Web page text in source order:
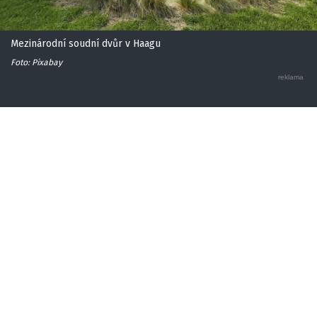
Mezinárodní soudní dvůr v Haagu
Foto: Pixabay